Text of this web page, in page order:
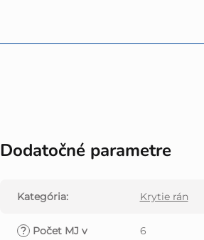
Dodatočné parametre
Kategória: Krytie rán
? Počet MJ v
6